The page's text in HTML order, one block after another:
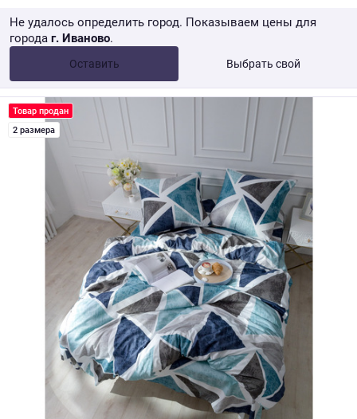
Не удалось определить город. Показываем цены для
города г. Иваново.
Оставить Выбрать свой
от 10 000 ₽ Розница → WB
Товар продан
2 размера